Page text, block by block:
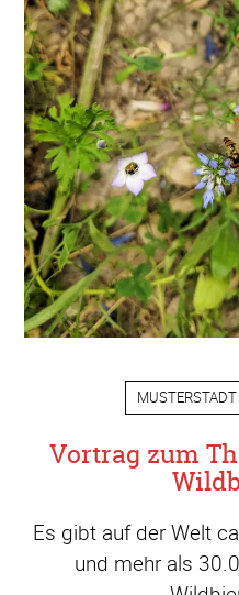
MUSTERSTADT
Vortrag zum
Es gibt auf der Welt
und mehr als